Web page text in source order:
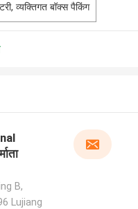
व्यक्तिगत बॉक्स पैकिंग
B,
Lujiang